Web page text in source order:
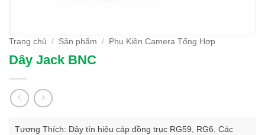
Trang chủ / Sản phẩm / Phụ Kiện Camera Tổng Hợp
Dây Jack BNC
Tương Thích: Dây tín hiệu cáp đồng trục RG59, RG6. Các